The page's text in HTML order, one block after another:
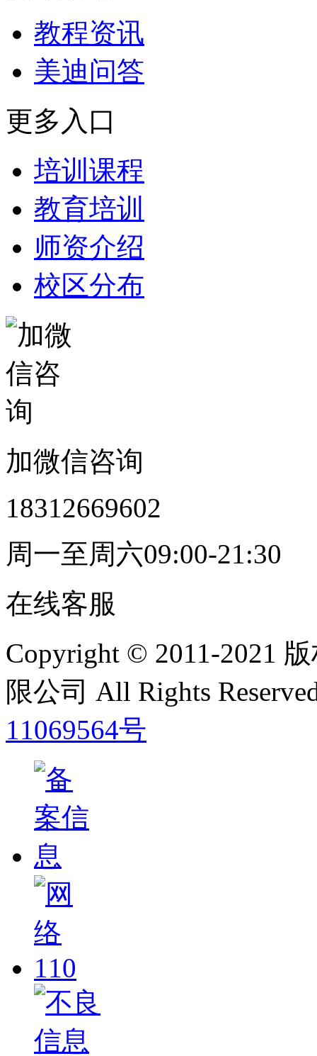
教程资讯
美迪问答
更多入口
培训课程
教育培训
师资介绍
校区分布
加微信咨询
18312669602
周一至周六09:00-21:30
在线客服
Copyright © 2011-2021
限公司 All Rights
11069564号